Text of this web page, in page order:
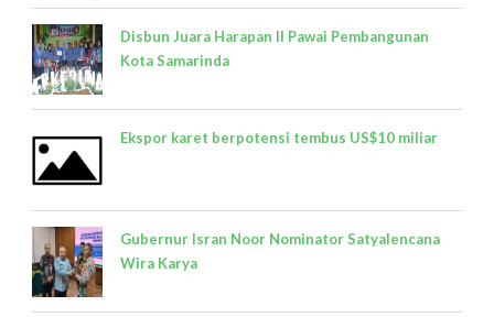
Disbun Juara Harapan II Pawai Pembangunan
Kota Samarinda
Ekspor karet berpotensi tembus US$10 miliar
Gubernur Isran Noor Nominator Satyalencana
Wira Karya